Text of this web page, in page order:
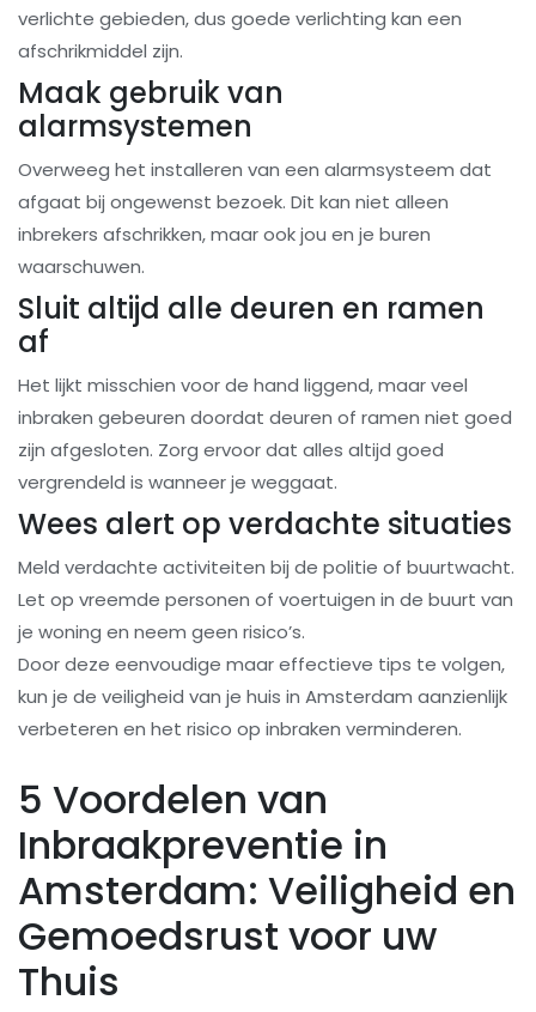
verlichte gebieden, dus goede verlichting kan een
afschrikmiddel zijn.
Maak gebruik van
alarmsystemen
Overweeg het installeren van een alarmsysteem dat
afgaat bij ongewenst bezoek. Dit kan niet alleen
inbrekers afschrikken, maar ook jou en je buren
waarschuwen.
Sluit altijd alle deuren en ramen
af
Het lijkt misschien voor de hand liggend, maar veel
inbraken gebeuren doordat deuren of ramen niet goed
zijn afgesloten. Zorg ervoor dat alles altijd goed
vergrendeld is wanneer je weggaat.
Wees alert op verdachte situaties
Meld verdachte activiteiten bij de politie of buurtwacht.
Let op vreemde personen of voertuigen in de buurt van
je woning en neem geen risico’s.
Door deze eenvoudige maar effectieve tips te volgen,
kun je de veiligheid van je huis in Amsterdam aanzienlijk
verbeteren en het risico op inbraken verminderen.
5 Voordelen van
Inbraakpreventie in
Amsterdam: Veiligheid en
Gemoedsrust voor uw
Thuis